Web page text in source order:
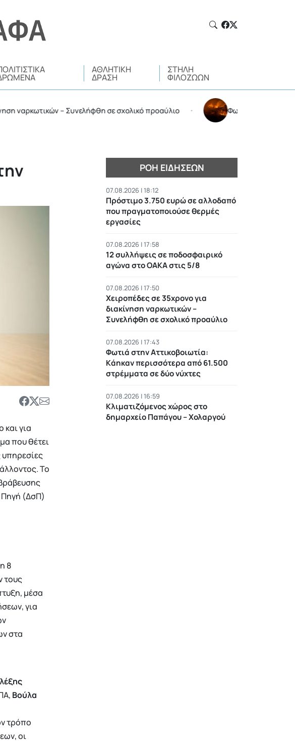
ΑΘΛΗΤΙΚΉ
ΔΡΆΣΗ
ΣΤΉΛΗ
ΦΙΛΌΖΩΩΝ
– Συνελήφθη σε σχολικό προαύλιο • Φωτιά στην
για
που θέτει
Το
Πηγή (ΔσΠ)
8
τους
μέσα
για
στα
Βούλα
τρόπο
οι
ΡΟΉ ΕΙΔΉΣΕΩΝ
07.08.2026 | 18:12
Πρόστιμο 3.750 ευρώ σε αλλοδαπό
που πραγματοποιούσε θερμές
εργασίες
07.08.2026 | 17:58
12 συλλήψεις σε ποδοσφαιρικό
αγώνα στο ΟΑΚΑ στις 5/8
07.08.2026 | 17:50
Χειροπέδες σε 35χρονο για
διακίνηση ναρκωτικών –
Συνελήφθη σε σχολικό προαύλιο
07.08.2026 | 17:43
Φωτιά στην Αττικοβοιωτία:
Kάηκαν περισσότερα από 61.500
στρέμματα σε δύο νύχτες
07.08.2026 | 16:59
Κλιματιζόμενος χώρος στο
δημαρχείο Παπάγου – Χολαργού